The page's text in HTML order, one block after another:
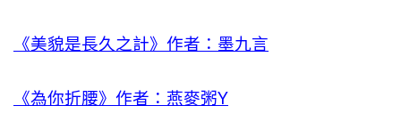
《美貌是長久之計》作者：墨九言
《為你折腰》作者：燕麥粥Y